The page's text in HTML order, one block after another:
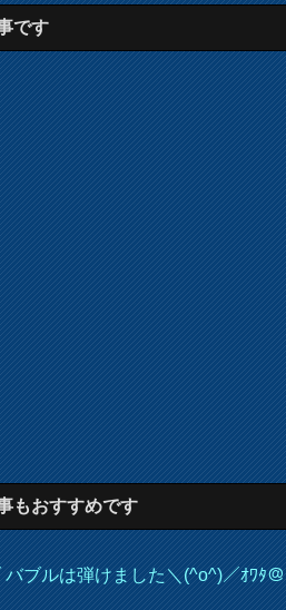
です
もおすすめです
バブルは弾けました＼(^o^)／ｵﾜﾀ＠